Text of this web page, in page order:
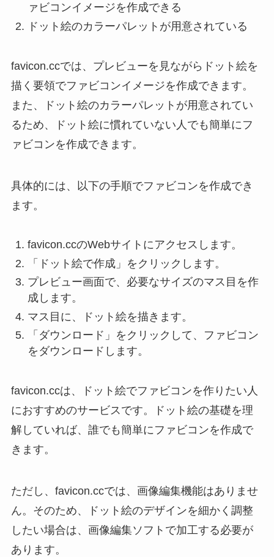
ァビコンイメージを作成できる
ドット絵のカラーパレットが用意されている
favicon.ccでは、プレビューを見ながらドット絵を
描く要領でファビコンイメージを作成できます。
また、ドット絵のカラーパレットが用意されてい
るため、ドット絵に慣れていない人でも簡単にフ
ァビコンを作成できます。
具体的には、以下の手順でファビコンを作成でき
ます。
favicon.ccのWebサイトにアクセスします。
「ドット絵で作成」をクリックします。
プレビュー画面で、必要なサイズのマス目を作
成します。
マス目に、ドット絵を描きます。
「ダウンロード」をクリックして、ファビコン
をダウンロードします。
favicon.ccは、ドット絵でファビコンを作りたい人
におすすめのサービスです。ドット絵の基礎を理
解していれば、誰でも簡単にファビコンを作成で
きます。
ただし、favicon.ccでは、画像編集機能はありませ
ん。そのため、ドット絵のデザインを細かく調整
したい場合は、画像編集ソフトで加工する必要が
あります。